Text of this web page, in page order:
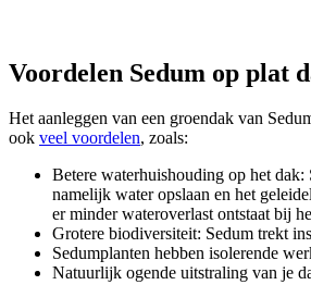
Voordelen Sedum op plat
Het aanleggen van een groendak van
ook veel voordelen, zoals:
Betere waterhuishouding op het dak:
namelijk water opslaan en het
er minder wateroverlast ontstaat bij
Grotere biodiversiteit: Sedum trekt
Sedumplanten hebben isolerende
Natuurlijk ogende uitstraling van je